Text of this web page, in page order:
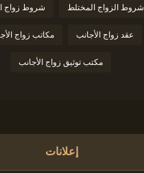
شروط الزواج المختلط شروط زواج
عقد زواج الأجانب مكاتب زواج
مكتب توثيق زواج الأجانب
إعلانات